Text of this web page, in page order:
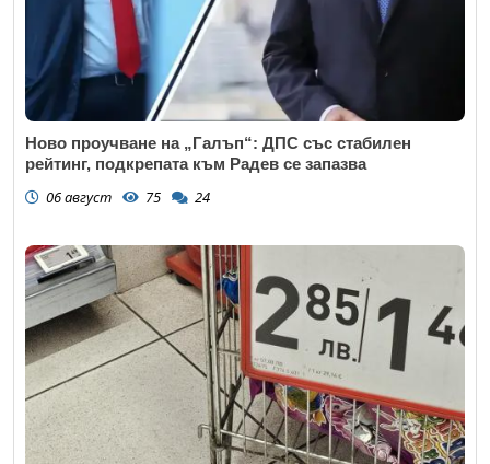
Ново проучване на „Галъп“: ДПС със стабилен
рейтинг, подкрепата към Радев се запазва
06 август 75 24